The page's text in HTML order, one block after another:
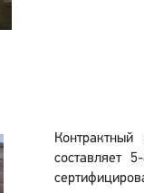
составляет